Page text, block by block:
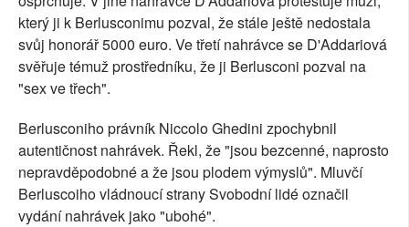
který ji k Berlusconimu pozval, že stále ještě nedostala
svůj honorář 5000 euro. Ve třetí nahrávce se D'Addariová
svěřuje témuž prostředníku, že ji Berlusconi pozval na
"sex ve třech".
Berlusconiho právník Niccolo Ghedini zpochybnil
autentičnost nahrávek. Řekl, že "jsou bezcenné, naprosto
nepravděpodobné a že jsou plodem výmyslů". Mluvčí
Berluscoiho vládnoucí strany Svobodní lidé označil
vydání nahrávek jako "ubohé".